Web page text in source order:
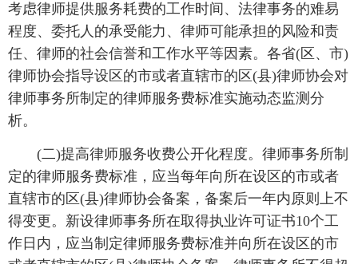
考虑律师提供服务耗费的工作时间、法律事务的难易
程度、委托人的承受能力、律师可能承担的风险和责
任、律师的社会信誉和工作水平等因素。各省(区、市)
律师协会指导设区的市或者直辖市的区(县)律师协会对
律师事务所制定的律师服务费标准实施动态监测分
析。
(二)提高律师服务收费公开化程度。律师事务所制
定的律师服务费标准，应当每年向所在设区的市或者
直辖市的区(县)律师协会备案，备案后一年内原则上不
得变更。新设律师事务所在取得执业许可证书10个工
作日内，应当制定律师服务费标准并向所在设区的市